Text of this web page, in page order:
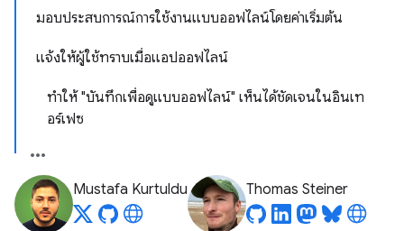
มอบประสบการณ์การใช้งานแบบออฟไลน์โดยค่าเริ่มต้น
แจ้งให้ผู้ใช้ทราบเมื่อแอปออฟไลน์
ทำให้ "บันทึกเพื่อดูแบบออฟไลน์" เห็นได้ชัดเจนในอินเท
อร์เฟซ
Mustafa Kurtuldu Thomas Steiner